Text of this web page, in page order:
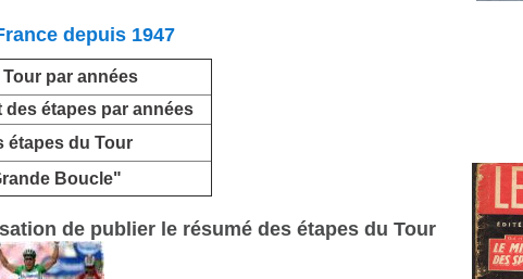
depuis 1947
par années
des étapes par années
étapes du Tour
Boucle"
de publier le résumé des étapes du Tour